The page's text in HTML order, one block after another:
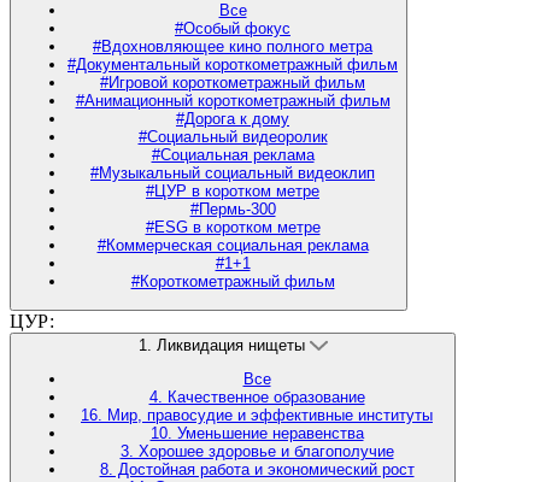
Все
#Особый фокус
#Вдохновляющее кино полного метра
#Документальный короткометражный фильм
#Игровой короткометражный фильм
#Анимационный короткометражный фильм
#Дорога к дому
#Социальный видеоролик
#Социальная реклама
#Музыкальный социальный видеоклип
#ЦУР в коротком метре
#Пермь-300
#ESG в коротком метре
#Коммерческая социальная реклама
#1+1
#Короткометражный фильм
ЦУР:
1. Ликвидация нищеты
Все
4. Качественное образование
16. Мир, правосудие и эффективные институты
10. Уменьшение неравенства
3. Хорошее здоровье и благополучие
8. Достойная работа и экономический рост